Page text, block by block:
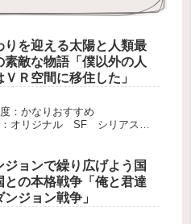
りを迎える太陽と人類最
素敵な物語「僕以外の人
ＶＲ空間に移住した」
：かなりおすすめ
：オリジナル SF シリアス
ジョンで繰り広げよう国
との本格戦争「俺と君達
ンジョン戦争」